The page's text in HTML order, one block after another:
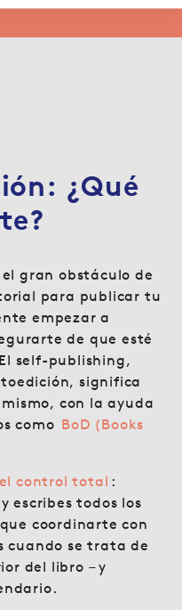
¿Qué
gran obstáculo de
para publicar tu
empezar a
de que esté
self-publishing,
significa
con la ayuda
como BoD (Books
el control total :
escribes todos los
coordinarte con
cuando se trata de
del libro – y